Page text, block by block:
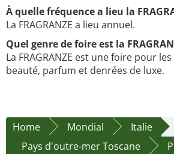
À quelle fréquence a lieu la
La FRAGRANZE a lieu annuel.
Quel genre de foire est la
La FRAGRANZE est une foire pour
beauté, parfum et denrées de luxe.
Home Mondial
Italie
Pays d'outre-mer Toscane